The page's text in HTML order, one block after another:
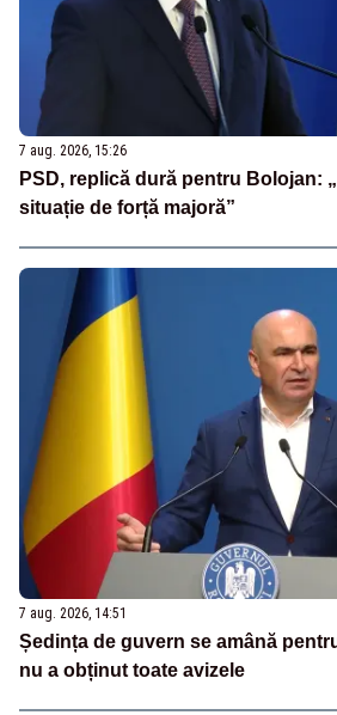
7 aug. 2026, 15:26
PSD, replică dură pentru Bolojan:
situație de forță majoră”
7 aug. 2026, 14:51
Ședința de guvern se amână
nu a obținut toate avizele